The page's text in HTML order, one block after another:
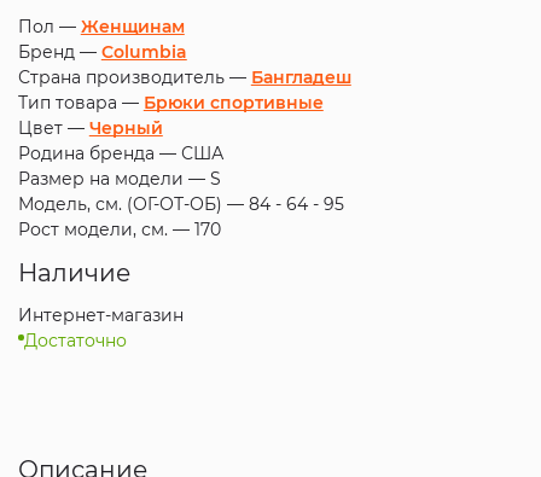
Пол — Женщинам
Бренд — Columbia
Страна производитель — Бангладеш
Тип товара — Брюки спортивные
Цвет — Черный
Родина бренда — США
Размер на модели — S
Модель, см. (ОГ-ОТ-ОБ) — 84 - 64 - 95
Рост модели, см. — 170
Наличие
Интернет-магазин
Достаточно
Описание